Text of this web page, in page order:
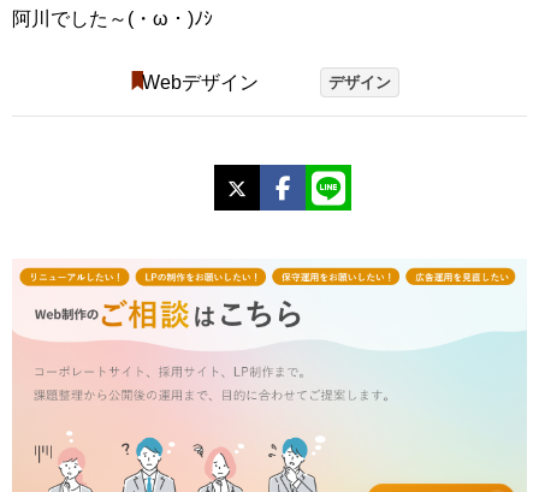
阿川でした～(・ω・)ﾉｼ
Webデザイン デザイン
Facebook